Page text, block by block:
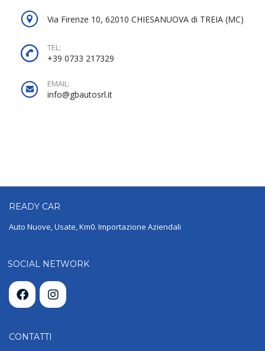
Via Firenze 10, 62010 CHIESANUOVA di TREIA (MC)
TEL:
+39 0733 217329
EMAIL:
info@gbautosrl.it
READY CAR
Auto Nuove, Usate, Km0. Importazione Aziendali
SOCIAL NETWORK
CONTATTI